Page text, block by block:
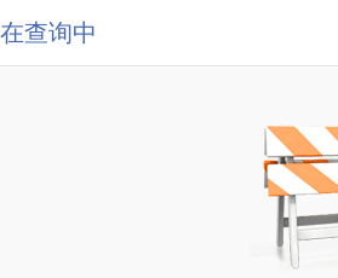
查询中